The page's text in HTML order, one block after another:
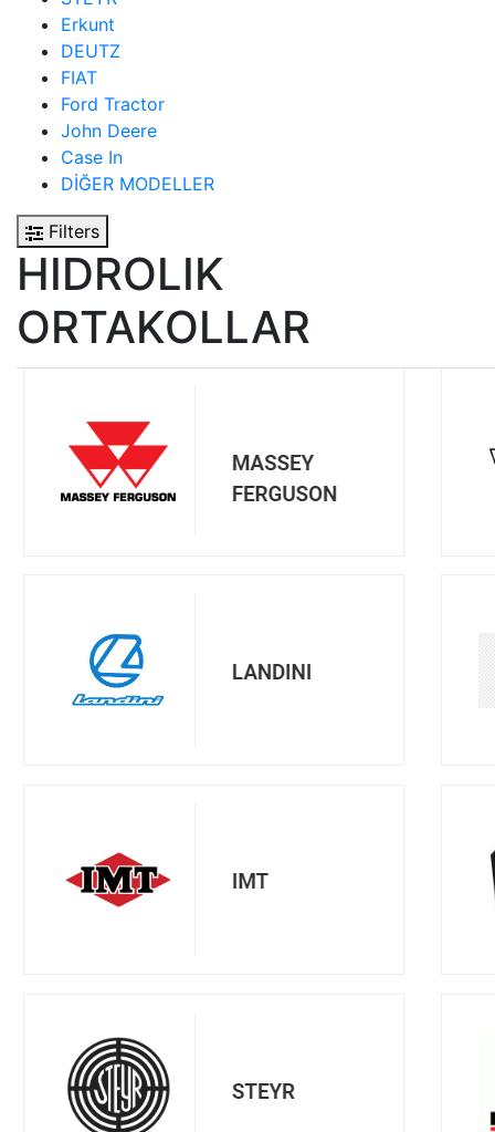
Erkunt
DEUTZ
FIAT
Ford Tractor
John Deere
Case In
DİĞER MODELLER
Filters
HIDROLIK
ORTAKOLLAR